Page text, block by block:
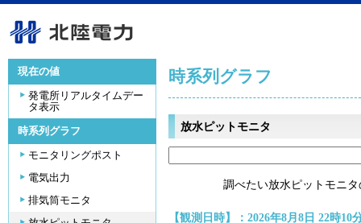
現在の値
発電所リアルタイムデー
タ表示
時系列グラフ
モニタリングポスト
電気出力
排気筒モニタ
時系列グラフ
放水ピットモニタ
調べたい放水ピットモニ
【観測日時】：2026年8月8日 22時10